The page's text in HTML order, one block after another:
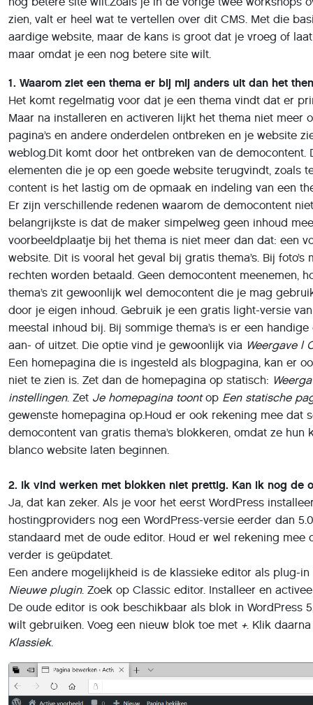
zien, valt er heel wat te vertellen over dit CMS. Met die
aardige website, maar de kans is groot dat je vroeg of
maar omdat je een nog betere site wilt.
1. Waarom ziet een thema er bij mij anders uit dan het
Het komt regelmatig voor dat je een thema vindt dat er
Maar na installeren en activeren lijkt het thema niet meer
pagina’s en andere onderdelen ontbreken en je website
weblog.Dit komt door het ontbreken van de
elementen die je op een goede website terugvindt, zoals
content is het lastig om de opmaak en indeling van een
Er zijn verschillende redenen waarom de democontent
belangrijkste is dat de maker simpelweg geen inhoud
voorbeeldplaatje bij het thema is niet meer dan dat: een
website. Dit is vooral het geval bij gratis thema’s. Bij
rechten worden betaald. Geen democontent meenemen,
thema’s zit gewoonlijk wel democontent die je mag
door je eigen inhoud. Gebruik je een gratis light-versie
meestal inhoud bij. Bij sommige thema’s is er een
aan- of uitzet. Die optie vind je gewoonlijk via Weergave |
Een homepagina die is ingesteld als blogpagina, kan er
niet te zien is. Zet dan de homepagina op statisch:
instellingen. Zet Je homepagina toontop Een statische
gewenste homepagina op.Houd er ook rekening mee dat
democontent van gratis thema’s blokkeren, omdat ze
blanco website laten beginnen.
2. Ik vind werken met blokken niet prettig. Kan ik nog de
Ja, dat kan zeker. Als je voor het eerst WordPress
hostingproviders nog een WordPress-versie eerder dan
standaard met de oude editor. Houd er wel rekening mee
verder is geüpdatet.
Een andere mogelijkheid is de klassieke editor als plug-
Nieuwe plugin. Zoek op Classic editor. Installeer en
De oude editor is ook beschikbaar als blok in WordPress
wilt gebruiken. Voeg een nieuw blok toe met +. Klik
Klassiek.